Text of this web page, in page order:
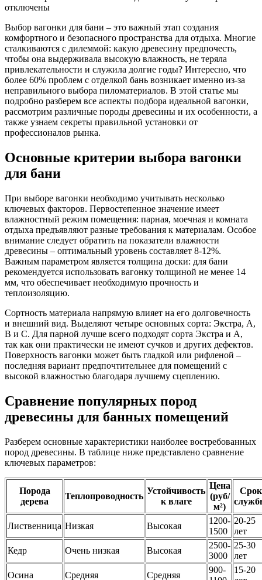
отключены
Выбор вагонки для бани – это важный этап создания
комфортного и безопасного пространства для отдыха. Многие
сталкиваются с дилеммой: какую древесину предпочесть,
чтобы она выдерживала высокую влажность, не теряла
привлекательности и служила долгие годы? Интересно, что
более 60% проблем с отделкой бань возникает именно из-за
неправильного выбора пиломатериалов. В этой статье мы
подробно разберем все аспекты подбора идеальной вагонки,
рассмотрим различные породы древесины и их особенности, а
также узнаем секреты правильной установки от
профессионалов рынка.
Основные критерии выбора вагонки
для бани
При выборе вагонки необходимо учитывать несколько
ключевых факторов. Первостепенное значение имеет
влажностный режим помещения: парная, моечная и комната
отдыха предъявляют разные требования к материалам. Особое
внимание следует обратить на показатели влажности
древесины – оптимальный уровень составляет 8-12%.
Важным параметром является толщина доски: для бани
рекомендуется использовать вагонку толщиной не менее 14
мм, что обеспечивает необходимую прочность и
теплоизоляцию.
Сортность материала напрямую влияет на его долговечность
и внешний вид. Выделяют четыре основных сорта: Экстра, А,
В и С. Для парной лучше всего подходят сорта Экстра и А,
так как они практически не имеют сучков и других дефектов.
Поверхность вагонки может быть гладкой или рифленой –
последняя вариант предпочтительнее для помещений с
высокой влажностью благодаря лучшему сцеплению.
Сравнение популярных пород
древесины для банных помещений
Разберем основные характеристики наиболее востребованных
пород древесины. В таблице ниже представлено сравнение
ключевых параметров:
Порода
дерева
Теплопроводность
Устойчивость
к влаге
Цена
(руб/
м²)
Срок
Лиственница Низкая Высокая
1200-
1500
20-25
лет
Кедр
Очень низкая Высокая
2500-
3000
25-30
лет
Осина
Средняя Средняя
900-
15-20